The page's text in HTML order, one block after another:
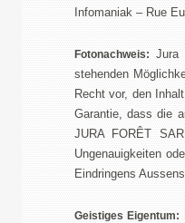
Infomaniak – Rue
Fotonachweis: Jura
stehenden
Recht vor, den
Garantie, dass die
JURA FORÊT
Ungenauigkeiten
Eindringens
Geistiges Eigentum: